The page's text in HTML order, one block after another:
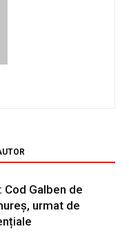
Cod Galben de
urmat de